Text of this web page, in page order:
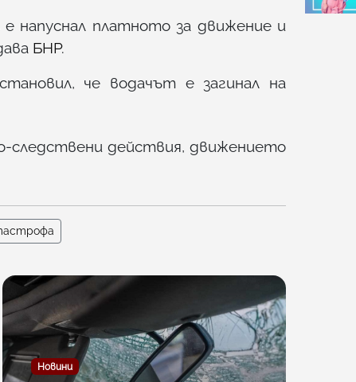
напуснал платното за движение и
БНР.
че водачът е загинал на
следствени действия, движението
Новини